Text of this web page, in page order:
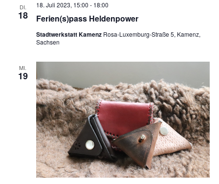
DI.
18 Ferien(s)pass Heldenpower
18. Juli 2023, 15:00 - 18:00
Stadtwerkstatt Kamenz Rosa-Luxemburg-Straße 5, Kamenz,
Sachsen
MI.
19